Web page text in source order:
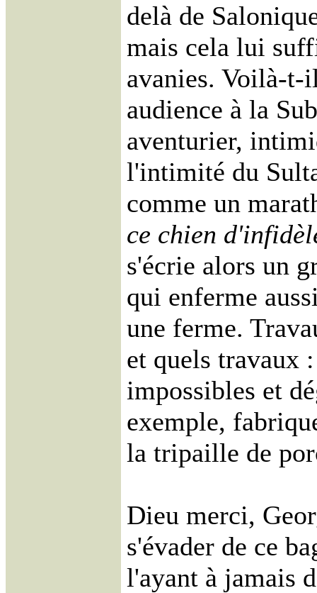
delà de
mais cela lui
avanies. Voilà-t-
audience à la
aventurier,
l'intimité du
comme un
ce chien
s'écrie alors un
qui enferme
une ferme.
et quels travaux
impossibles et
exemple,
la tripaille de
Dieu merci,
s'évader de ce
l'ayant à jamais